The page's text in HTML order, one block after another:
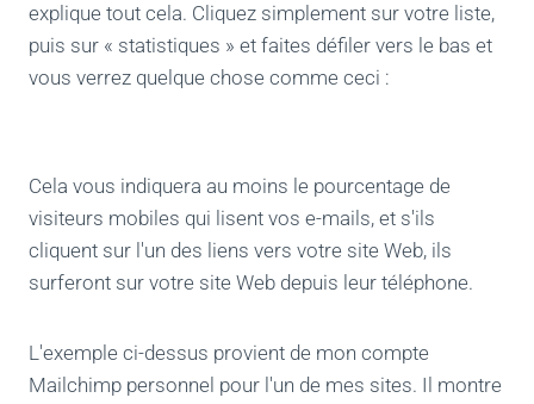
explique tout cela. Cliquez simplement sur votre liste,
puis sur « statistiques » et faites défiler vers le bas et
vous verrez quelque chose comme ceci :
Cela vous indiquera au moins le pourcentage de
visiteurs mobiles qui lisent vos e-mails, et s'ils
cliquent sur l'un des liens vers votre site Web, ils
surferont sur votre site Web depuis leur téléphone.
L'exemple ci-dessus provient de mon compte
Mailchimp personnel pour l'un de mes sites. Il montre